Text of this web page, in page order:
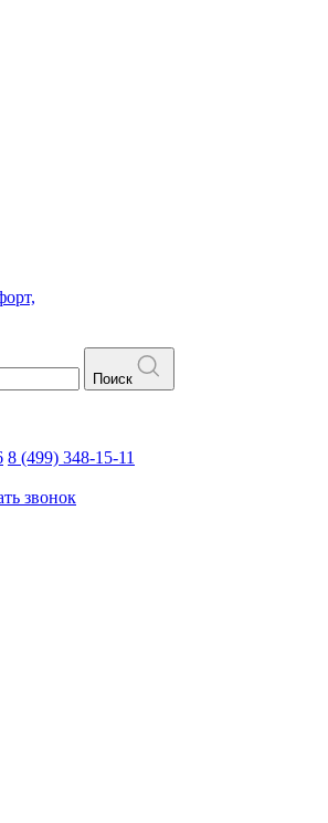
Поиск
8 (499) 348-15-11
звонок